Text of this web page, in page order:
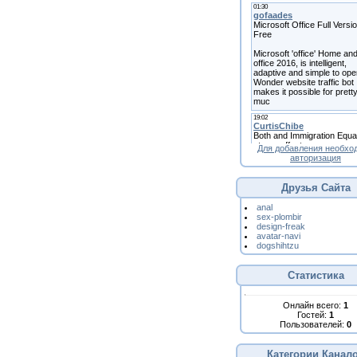
Для добавления
авторизация
Друзья Сайта
anal
sex-plombir
design-freak
avatar-navi
dogshihtzu
Статистика
Онлайн всего: 1
Гостей: 1
Пользователей: 0
Категории